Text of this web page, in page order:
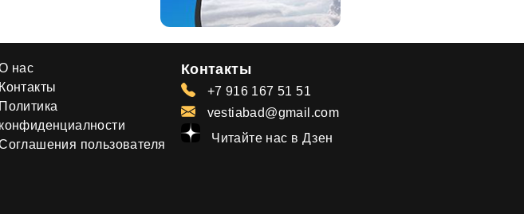
нас
Контакты
Политика
конфиденциалности
пользователя
Контакты
+7 916 167 51 51
vestiabad@gmail.com
Читайте нас в Дзен